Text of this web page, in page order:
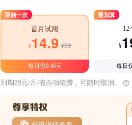
限购一次
首月试用
¥14.9 ¥39
每日仅0.48元
最划算
12
¥
每日
到期29元/月/省自动续费，可随时取消。